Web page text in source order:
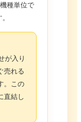
種単位で
が入り
売れる
。この
直結し